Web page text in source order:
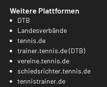
Weitere Plattformen
DTB
Landesverbände
tennis.de
trainer.tennis.de (DTB)
vereine.tennis.de
schiedsrichter.tennis.de
tennistrainer.de